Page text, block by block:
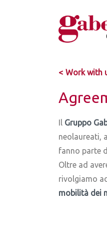
Work with
Il Gruppo
neolaureati,
fanno parte
Oltre ad
rivolgiamo
mobilità dei